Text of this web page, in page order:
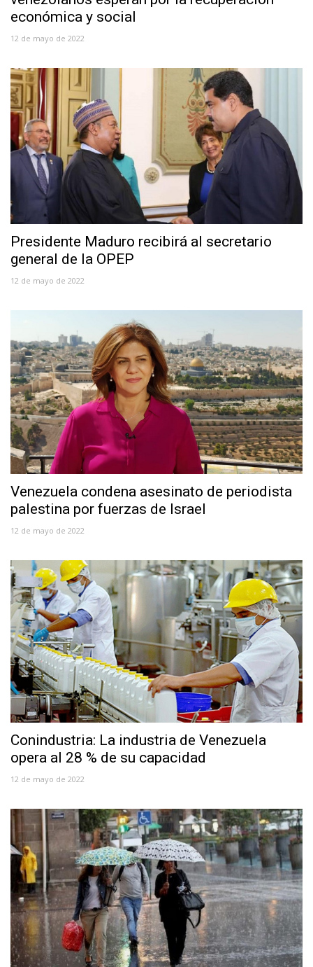
económica y social
12 de mayo de 2022
Presidente Maduro recibirá al secretario
general de la OPEP
12 de mayo de 2022
Venezuela condena asesinato de periodista
palestina por fuerzas de Israel
12 de mayo de 2022
Conindustria: La industria de Venezuela
opera al 28 % de su capacidad
12 de mayo de 2022